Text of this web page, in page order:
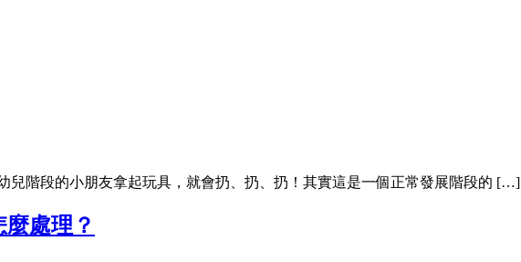
兒階段的小朋友拿起玩具，就會扔、扔、扔！其實這是一個正常發展階段的 […]
處理？